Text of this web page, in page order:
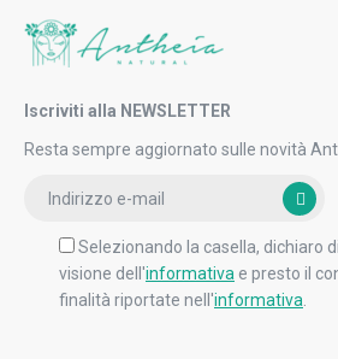
Iscriviti alla NEWSLETTER
Resta sempre aggiornato sulle novità
Selezionando la casella, dichiaro
visione dell'informativa e presto il
finalità riportate nell'informativa.